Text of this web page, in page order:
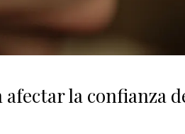
la confianza